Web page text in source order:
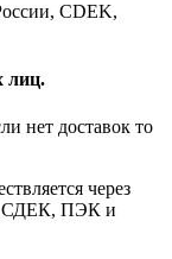
CDEK,
лиц.
нет доставок то
через
СДЕК, ПЭК и